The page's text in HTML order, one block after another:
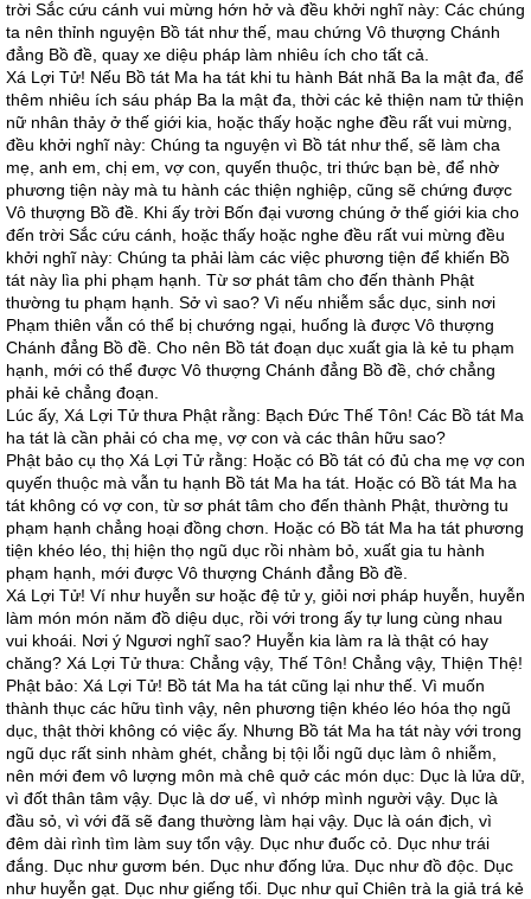
trời Sắc cứu cánh vui mừng hớn hở và đều khởi nghĩ này: Các chúng
ta nên thỉnh nguyện Bồ tát như thế, mau chứng Vô thượng Chánh
đẳng Bồ đề, quay xe diệu pháp làm nhiêu ích cho tất cả.
Xá Lợi Tử! Nếu Bồ tát Ma ha tát khi tu hành Bát nhã Ba la mật đa, để
thêm nhiêu ích sáu pháp Ba la mật đa, thời các kẻ thiện nam tử thiện
nữ nhân thảy ở thế giới kia, hoặc thấy hoặc nghe đều rất vui mừng,
đều khởi nghĩ này: Chúng ta nguyện vì Bồ tát như thế, sẽ làm cha
mẹ, anh em, chị em, vợ con, quyến thuộc, tri thức bạn bè, để nhờ
phương tiện này mà tu hành các thiện nghiệp, cũng sẽ chứng được
Vô thượng Bồ đề. Khi ấy trời Bốn đại vương chúng ở thế giới kia cho
đến trời Sắc cứu cánh, hoặc thấy hoặc nghe đều rất vui mừng đều
khởi nghĩ này: Chúng ta phải làm các việc phương tiện để khiến Bồ
tát này lìa phi phạm hạnh. Từ sơ phát tâm cho đến thành Phật
thường tu phạm hạnh. Sở vì sao? Vì nếu nhiễm sắc dục, sinh nơi
Phạm thiên vẫn có thể bị chướng ngại, huống là được Vô thượng
Chánh đẳng Bồ đề. Cho nên Bồ tát đoạn dục xuất gia là kẻ tu phạm
hạnh, mới có thể được Vô thượng Chánh đẳng Bồ đề, chớ chẳng
phải kẻ chẳng đoạn.
Lúc ấy, Xá Lợi Tử thưa Phật rằng: Bạch Đức Thế Tôn! Các Bồ tát Ma
ha tát là cần phải có cha mẹ, vợ con và các thân hữu sao?
Phật bảo cụ thọ Xá Lợi Tử rằng: Hoặc có Bồ tát có đủ cha mẹ vợ con
quyến thuộc mà vẫn tu hạnh Bồ tát Ma ha tát. Hoặc có Bồ tát Ma ha
tát không có vợ con, từ sơ phát tâm cho đến thành Phật, thường tu
phạm hạnh chẳng hoại đồng chơn. Hoặc có Bồ tát Ma ha tát phương
tiện khéo léo, thị hiện thọ ngũ dục rồi nhàm bỏ, xuất gia tu hành
phạm hạnh, mới được Vô thượng Chánh đẳng Bồ đề.
Xá Lợi Tử! Ví như huyễn sư hoặc đệ tử y, giỏi nơi pháp huyễn, huyễn
làm món món năm đồ diệu dục, rồi với trong ấy tự lung cùng nhau
vui khoái. Nơi ý Ngươi nghĩ sao? Huyễn kia làm ra là thật có hay
chăng? Xá Lợi Tử thưa: Chẳng vậy, Thế Tôn! Chẳng vậy, Thiện Thệ!
Phật bảo: Xá Lợi Tử! Bồ tát Ma ha tát cũng lại như thế. Vì muốn
thành thục các hữu tình vậy, nên phương tiện khéo léo hóa thọ ngũ
dục, thật thời không có việc ấy. Nhưng Bồ tát Ma ha tát này với trong
ngũ dục rất sinh nhàm ghét, chẳng bị tội lỗi ngũ dục làm ô nhiễm,
nên mới đem vô lượng môn mà chê quở các món dục: Dục là lửa dữ,
vì đốt thân tâm vậy. Dục là dơ uế, vì nhớp mình người vậy. Dục là
đầu sỏ, vì với đã sẽ đang thường làm hại vậy. Dục là oán địch, vì
đêm dài rình tìm làm suy tổn vậy. Dục như đuốc cỏ. Dục như trái
đắng. Dục như gươm bén. Dục như đống lửa. Dục như đồ độc. Dục
như huyễn gạt. Dục như giếng tối. Dục như quỉ Chiên trà la giả trá kẻ